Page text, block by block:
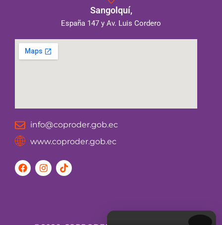
Sangolquí,
España 147 y Av. Luis Cordero
info@coproder.gob.ec
www.coproder.gob.ec
F
a
I
n
T
i